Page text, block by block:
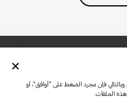
وبالتالي فإن مجرد الضغط على "أوافق"، أو
الملفات.
وملفات تعريف الارتباط